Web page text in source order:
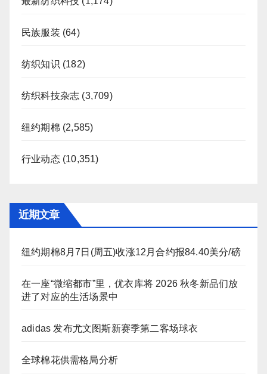
民族服装 (64)
纺织知识 (182)
纺织科技杂志 (3,709)
纽约期棉 (2,585)
行业动态(10,351)
近期文章
纽约期棉8月7日(周五)收涨12月合约报84.40美分/磅
在一座“微缩都市”里，优衣库将 2026 秋冬新品们放
进了对应的生活场景中
adidas 发布尤文图斯新赛季第二客场球衣
全球棉花供需格局分析